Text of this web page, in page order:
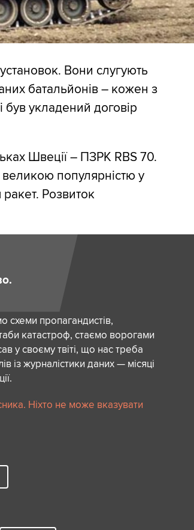
Вони слугують
батальйонів – кожен з
був укладений договір
Швеції – ПЗРК RBS 70.
популярністю у
ракет. Розвиток
схеми пропагандистів,
катастроф, стаємо ворогами
у своєму твіті, що нас треба
із журналістики даних — місяці
Ніхто не може вказувати